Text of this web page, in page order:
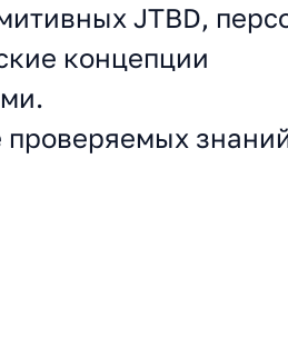
JTBD,
концепции
проверяемых